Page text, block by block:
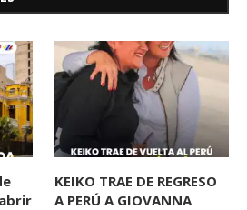
KEIKO TRAE DE REGRESO
A PERÚ A GIOVANNA